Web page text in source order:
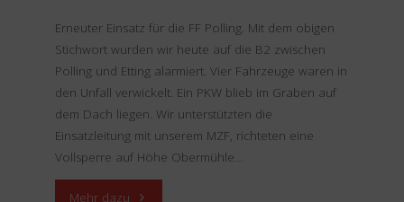
Erneuter Einsatz für die FF Polling. Mit dem obigen
Stichwort wurden wir heute auf die B2 zwischen
Polling und Etting alarmiert. Vier Fahrzeuge waren in
den Unfall verwickelt. Ein PKW blieb im Graben auf
dem Dach liegen. Wir unterstützten die
Einsatzleitung mit unserem MZF, richteten eine
Vollsperre auf Höhe Obermühle…
Mehr dazu "Einsatz